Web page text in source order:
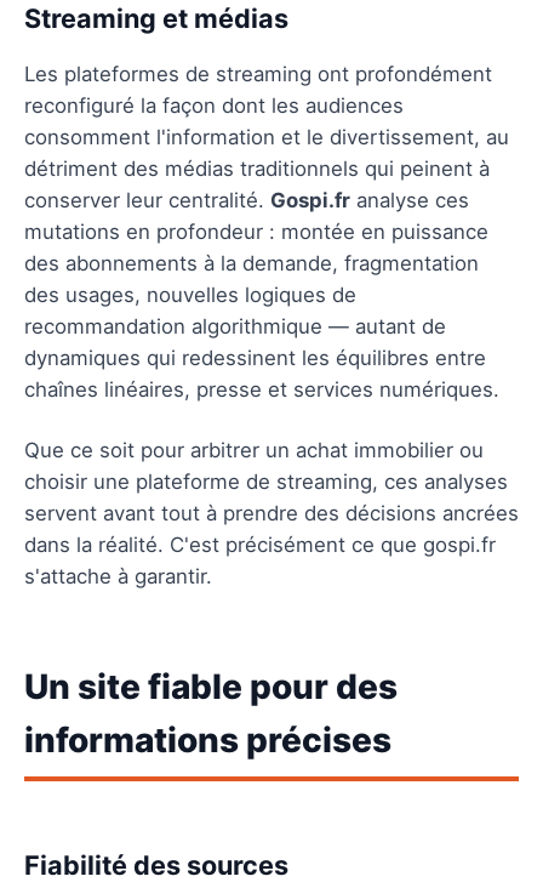
Streaming et médias
Les plateformes de streaming ont profondément
reconfiguré la façon dont les audiences
consomment l'information et le divertissement, au
détriment des médias traditionnels qui peinent à
conserver leur centralité. Gospi.fr analyse ces
mutations en profondeur : montée en puissance
des abonnements à la demande, fragmentation
des usages, nouvelles logiques de
recommandation algorithmique — autant de
dynamiques qui redessinent les équilibres entre
chaînes linéaires, presse et services numériques.
Que ce soit pour arbitrer un achat immobilier ou
choisir une plateforme de streaming, ces analyses
servent avant tout à prendre des décisions ancrées
dans la réalité. C'est précisément ce que gospi.fr
s'attache à garantir.
Un site fiable pour des
informations précises
Fiabilité des sources